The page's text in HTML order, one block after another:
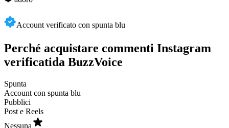
verificatida BuzzVoice
Account con spunta blu
Pubblici
Post e Reels
Nessuna
Password richiesta